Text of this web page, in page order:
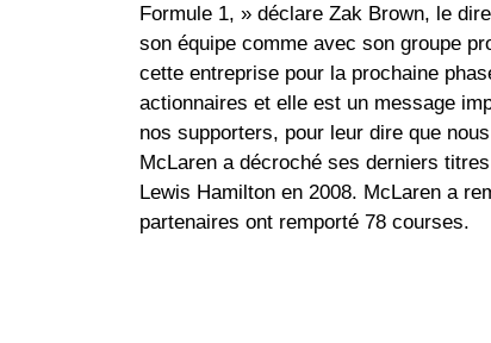
Formule 1, » déclare Zak Brown, le
son équipe comme avec son groupe
cette entreprise pour la prochaine
actionnaires et elle est un message
nos supporters, pour leur dire que
McLaren a décroché ses derniers
Lewis Hamilton en 2008. McLaren a
partenaires ont remporté 78 courses.